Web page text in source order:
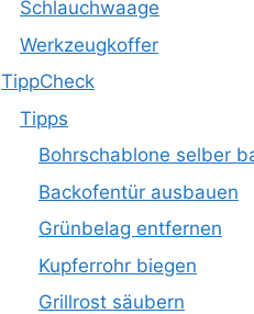
Schlauchwaage
Werkzeugkoffer
TippCheck
Tipps
Bohrschablone selber
Backofentür ausbauen
Grünbelag entfernen
Kupferrohr biegen
Grillrost säubern